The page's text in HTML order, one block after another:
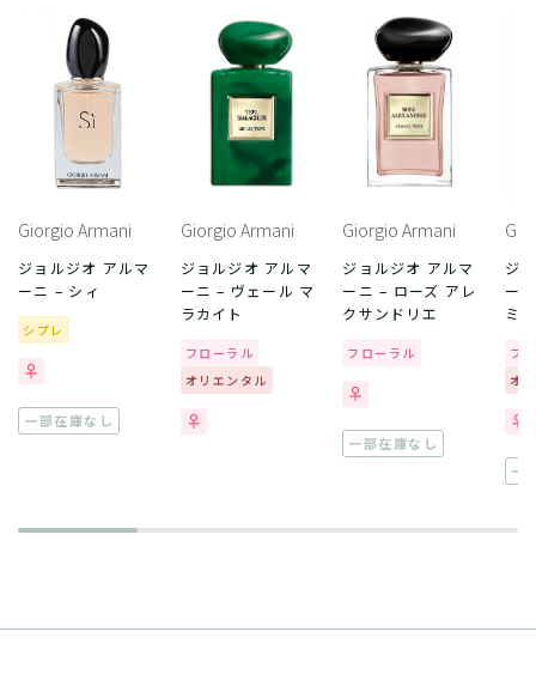
Giorgio Armani
ジョルジオ アルマ
ーニ – シィ
シプレ
一部在庫なし
Giorgio Armani
ジョルジオ アルマ
ーニ – ヴェール マ
ラカイト
フローラル
オリエンタル
Giorgio Armani
ジョルジオ アルマ
ーニ – ローズ アレ
クサンドリエ
フローラル
一部在庫なし
ジ
ー
ミヤ
フ
オ
一